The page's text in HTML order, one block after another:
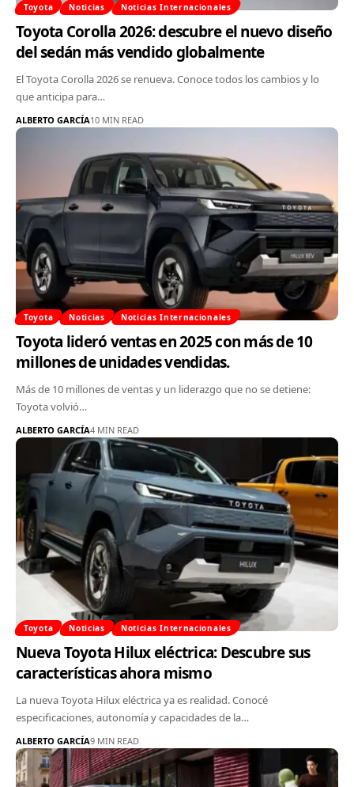
Toyota Noticias Noticias Internacionales
Toyota Corolla 2026: descubre el nuevo diseño
del sedán más vendido globalmente
El Toyota Corolla 2026 se renueva. Conoce todos los cambios y lo
que anticipa para…
ALBERTO GARCÍA10 MIN READ
Toyota Noticias Noticias Internacionales
Toyota lideró ventas en 2025 con más de 10
millones de unidades vendidas.
Más de 10 millones de ventas y un liderazgo que no se detiene:
Toyota volvió…
ALBERTO GARCÍA4 MIN READ
Toyota Noticias Noticias Internacionales
Nueva Toyota Hilux eléctrica: Descubre sus
características ahora mismo
La nueva Toyota Hilux eléctrica ya es realidad. Conocé
especificaciones, autonomía y capacidades de la…
ALBERTO GARCÍA9 MIN READ